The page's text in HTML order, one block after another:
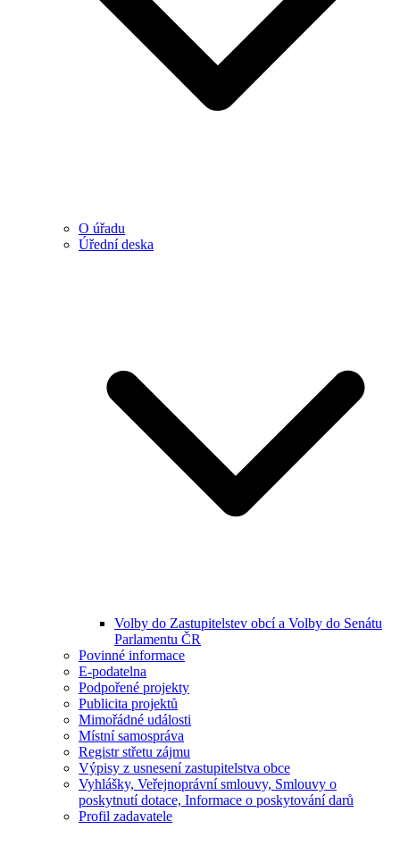
O úřadu
Úřední deska
Volby do Zastupitelstev obcí a Volby do Senátu
Parlamentu ČR
Povinné informace
E-podatelna
Podpořené projekty
Publicita projektů
Mimořádné události
Místní samospráva
Registr střetu zájmu
Výpisy z usnesení zastupitelstva obce
Vyhlášky, Veřejnoprávní smlouvy, Smlouvy o
poskytnutí dotace, Informace o poskytování darů
Profil zadavatele